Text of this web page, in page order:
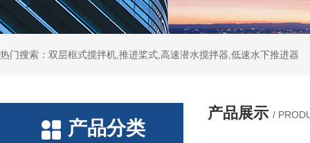
热门搜索：双层框式搅拌机,推进桨式,高速潜水搅拌器,低速水下推进器
产品分类
产品展示 /